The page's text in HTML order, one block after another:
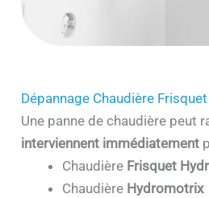
Dépannage Chaudière
Une panne de chaudière
interviennent immédiatement
Chaudière Frisquet
Chaudière Hydromotrix